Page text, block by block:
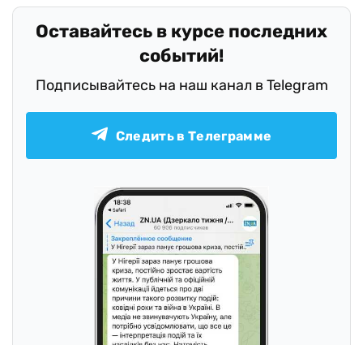
Оставайтесь в курсе последних
событий!
Подписывайтесь на наш канал в Telegram
Следить в Телеграмме